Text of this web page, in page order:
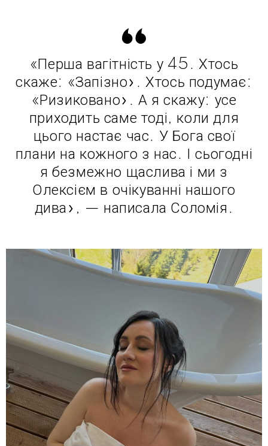
«Перша вагітність у 45. Хтось
скаже: «Запізно». Хтось подумає:
«Ризиковано». А я скажу: усе
приходить саме тоді, коли для
цього настає час. У Бога свої
плани на кожного з нас. І сьогодні
я безмежно щаслива і ми з
Олексієм в очікуванні нашого
дива», — написала Соломія.